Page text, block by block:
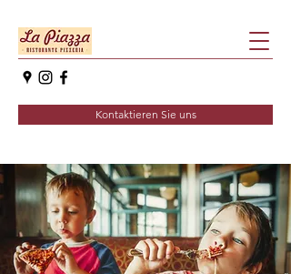
Kontaktieren Sie uns